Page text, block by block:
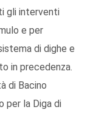
gli interventi
e per
di dighe e
in precedenza.
di Bacino
per la Diga di